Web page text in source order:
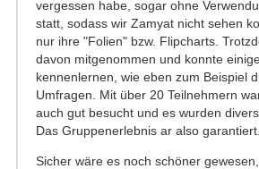
vergessen habe, sogar ohne
statt, sodass wir Zamyat nicht sehen
nur ihre "Folien" bzw. Flipcharts.
davon mitgenommen und konnte
kennenlernen, wie eben zum Beispiel
Umfragen. Mit über 20 Teilnehmern
auch gut besucht und es wurden
Das Gruppenerlebnis ar also garantiert.
Sicher wäre es noch schöner